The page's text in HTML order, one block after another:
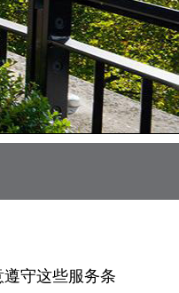
守这些服务条